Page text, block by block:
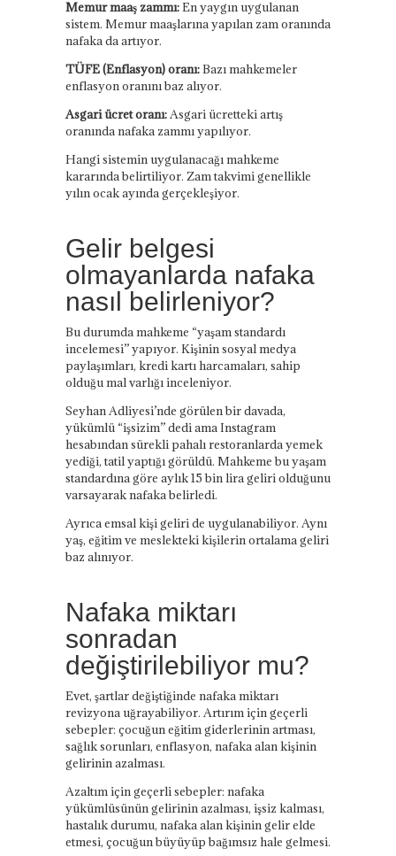
Memur maaş zammı:En yaygın uygulanan
sistem. Memur maaşlarına yapılan zam oranında
nafaka da artıyor.
TÜFE (Enflasyon) oranı:Bazı mahkemeler
enflasyon oranını baz alıyor.
Asgari ücret oranı:Asgari ücretteki artış
oranında nafaka zammı yapılıyor.
Hangi sistemin uygulanacağı mahkeme
kararında belirtiliyor. Zam takvimi genellikle
yılın ocak ayında gerçekleşiyor.
Gelir belgesi
olmayanlarda nafaka
nasıl belirleniyor?
Bu durumda mahkeme “yaşam standardı
incelemesi” yapıyor. Kişinin sosyal medya
paylaşımları, kredi kartı harcamaları, sahip
olduğu mal varlığı inceleniyor.
Seyhan Adliyesi’nde görülen bir davada,
yükümlü “işsizim” dedi ama Instagram
hesabından sürekli pahalı restoranlarda yemek
yediği, tatil yaptığı görüldü. Mahkeme bu yaşam
standardına göre aylık 15 bin lira geliri olduğunu
varsayarak nafaka belirledi.
Ayrıca emsal kişi geliri de uygulanabiliyor. Aynı
yaş, eğitim ve meslekteki kişilerin ortalama geliri
baz alınıyor.
Nafaka miktarı
sonradan
değiştirilebiliyor mu?
Evet, şartlar değiştiğinde nafaka miktarı
revizyona uğrayabiliyor. Artırım için geçerli
sebepler: çocuğun eğitim giderlerinin artması,
sağlık sorunları, enflasyon, nafaka alan kişinin
gelirinin azalması.
Azaltım için geçerli sebepler: nafaka
yükümlüsünün gelirinin azalması, işsiz kalması,
hastalık durumu, nafaka alan kişinin gelir elde
etmesi, çocuğun büyüyüp bağımsız hale gelmesi.